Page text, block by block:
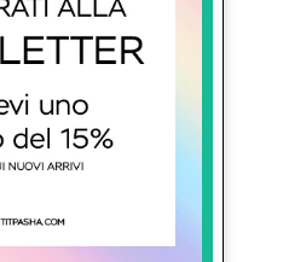
NEWSLETTER